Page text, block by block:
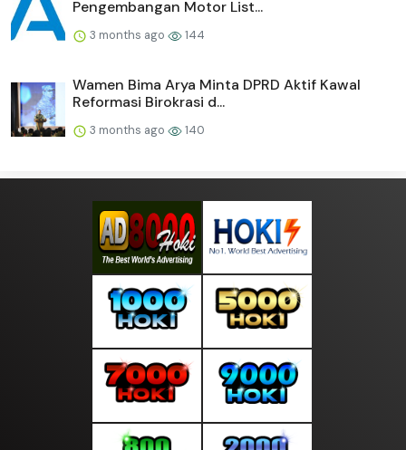
Pengembangan Motor List...
3 months ago 144
Wamen Bima Arya Minta DPRD Aktif Kawal
Reformasi Birokrasi d...
3 months ago 140